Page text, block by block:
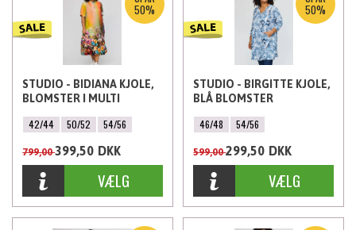
50%
STUDIO - BIDIANA KJOLE,
BLOMSTER I MULTI
42/44 50/52 54/56
799,00399,50 DKK
50%
STUDIO - BIRGITTE KJOLE,
BLÅ BLOMSTER
46/48 54/56
599,00299,50 DKK